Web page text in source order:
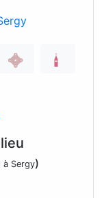
à Sergy)